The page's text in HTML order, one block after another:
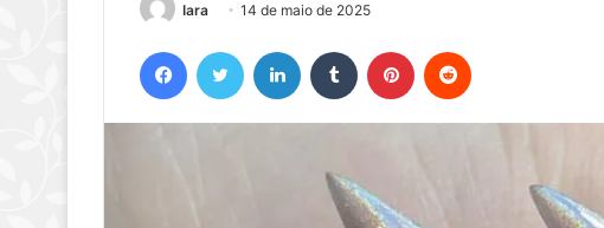
Iara 14 de maio de 2025
FacebookTwitter Linkedin Tumblr Pinterest